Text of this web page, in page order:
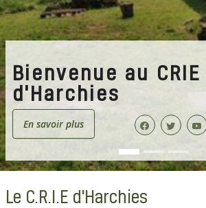
Bienvenue au CRIE
d'Harchies
En savoir plus
Le C.R.I.E d'Harchies